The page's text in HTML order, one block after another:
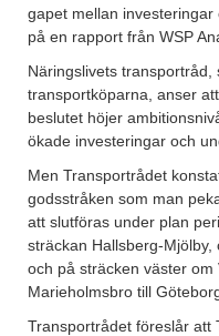
gapet mellan investeringar
på en rapport från WSP
Näringslivets transportråd,
transportköparna, anser
beslutet höjer
ökade investeringar och
Men Transportrådet
godsstråken som man
att slutföras under plan
sträckan Hallsberg-
och på sträcken väster
Marieholmsbro till
Transportrådet föreslår att